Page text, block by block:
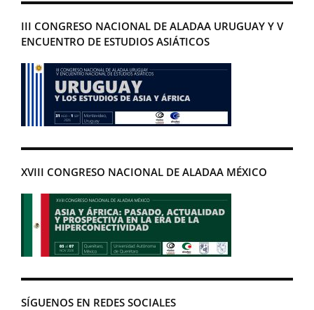
III CONGRESO NACIONAL DE ALADAA URUGUAY Y V
ENCUENTRO DE ESTUDIOS ASIÁTICOS
XVIII CONGRESO NACIONAL DE ALADAA MÉXICO
SÍGUENOS EN REDES SOCIALES